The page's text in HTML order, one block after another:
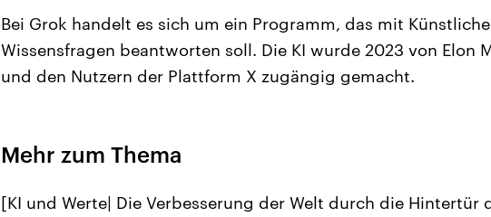
Bei Grok handelt es sich um ein Programm, das mit
Wissensfragen beantworten soll. Die KI wurde 2023 von Elon
und den Nutzern der Plattform X zugängig gemacht.
Mehr zum Thema
[KI und Werte| Die Verbesserung der Welt durch die Hintertür